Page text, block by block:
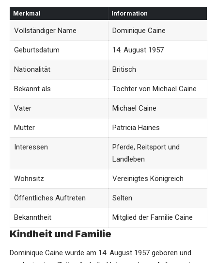
Merkmal Information
Vollständiger Name Dominique Caine
Geburtsdatum 14. August 1957
Nationalität Britisch
Bekannt als Tochter von Michael Caine
Vater Michael Caine
Mutter Patricia Haines
Interessen
Pferde, Reitsport und
Landleben
Wohnsitz Vereinigtes Königreich
Öffentliches Auftreten Selten
Bekanntheit Mitglied der Familie Caine
Kindheit und Familie
Dominique Caine wurde am 14. August 1957 geboren und